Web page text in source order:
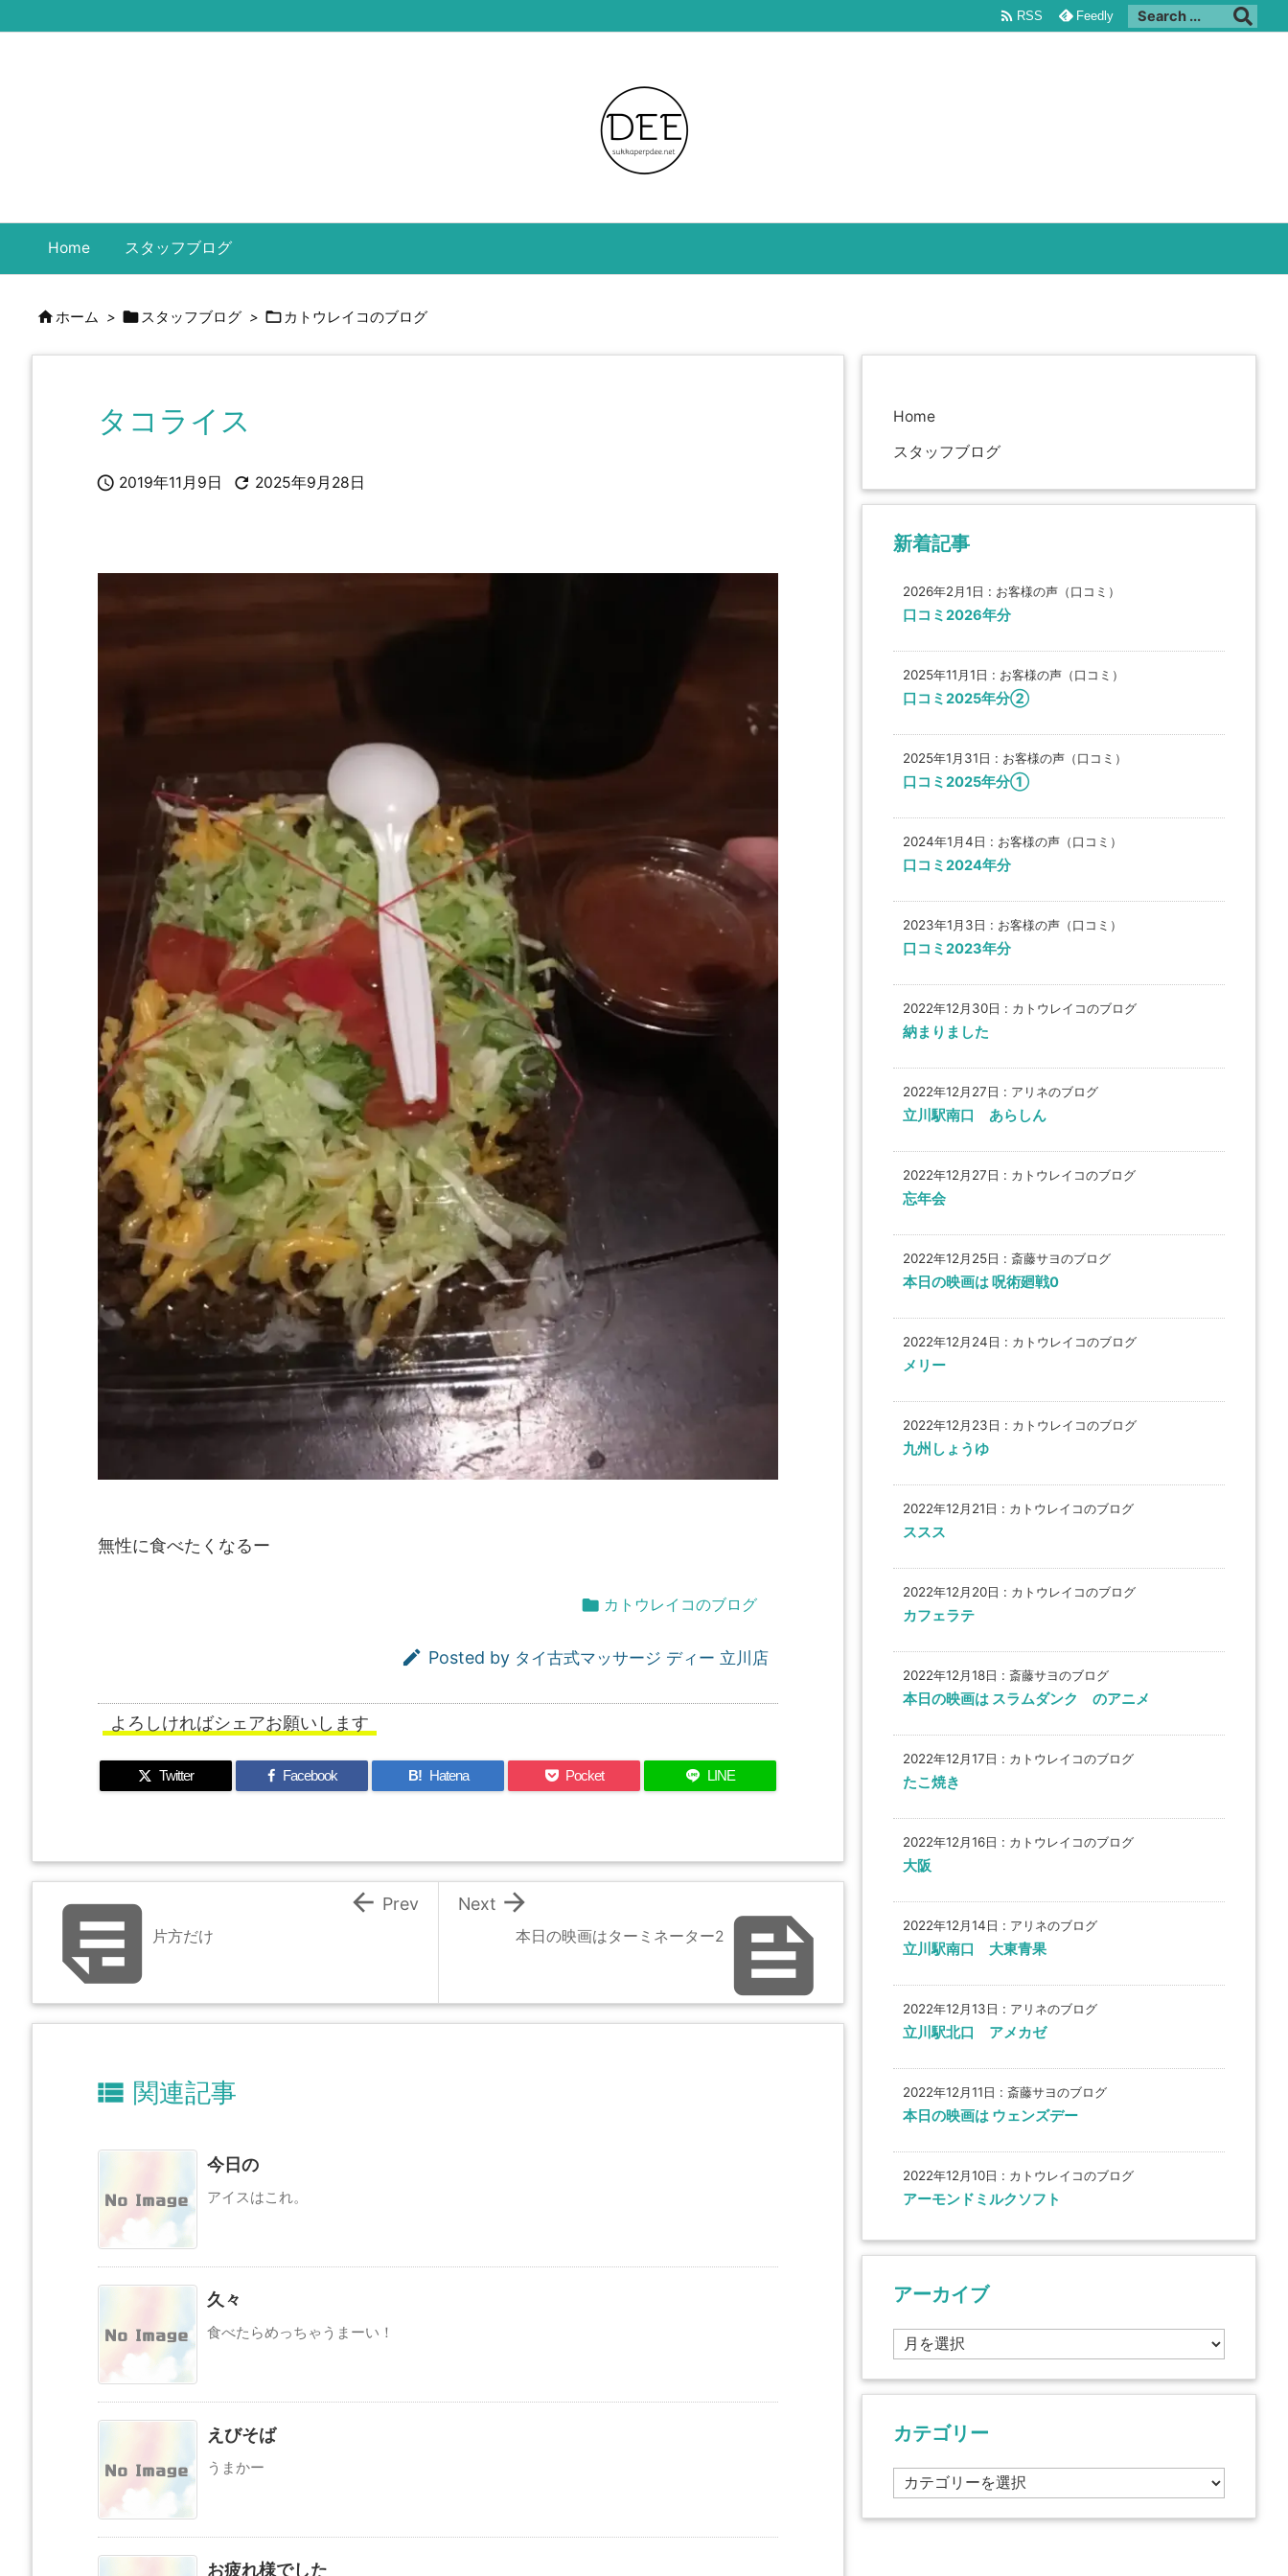
Home スタッフブログ
 RSS Feedly
ホーム > スタッフブログ >  カトウレイコのブログ
タコライス
 2019年11月9日  2025年9月28日
無性に食べたくなるー
 カトウレイコのブログ
 Posted by タイ古式マッサージ ディー 立川店
よろしければシェアお願いします
Twitter Facebook B! Hatena Pocket LINE

本日の映画はターミネーター2

Next
片方だけ
 Prev
 関連記事
今日の
アイスはこれ。
久々
食べたらめっちゃうまーい！
えびそば
うまかー
お疲れ様でした
Home
スタッフブログ
新着記事
2026年2月1日 : お客様の声（口コミ）
口コミ2026年分
2025年11月1日 : お客様の声（口コミ）
口コミ2025年分②
2025年1月31日 : お客様の声（口コミ）
口コミ2025年分①
2024年1月4日 : お客様の声（口コミ）
口コミ2024年分
2023年1月3日 : お客様の声（口コミ）
口コミ2023年分
2022年12月30日 : カトウレイコのブログ
納まりました
2022年12月27日 : アリネのブログ
立川駅南口 あらしん
2022年12月27日 : カトウレイコのブログ
忘年会
2022年12月25日 : 斎藤サヨのブログ
本日の映画は 呪術廻戦0
2022年12月24日 : カトウレイコのブログ
メリー
2022年12月23日 : カトウレイコのブログ
九州しょうゆ
2022年12月21日 : カトウレイコのブログ
ススス
2022年12月20日 : カトウレイコのブログ
カフェラテ
2022年12月18日 : 斎藤サヨのブログ
本日の映画は スラムダンク のアニメ
2022年12月17日 : カトウレイコのブログ
たこ焼き
2022年12月16日 : カトウレイコのブログ
大阪
2022年12月14日 : アリネのブログ
立川駅南口 大東青果
2022年12月13日 : アリネのブログ
立川駅北口 アメカゼ
2022年12月11日 : 斎藤サヨのブログ
本日の映画は ウェンズデー
2022年12月10日 : カトウレイコのブログ
アーモンドミルクソフト
アーカイブ
ア
ー
カ
イ
カテゴリー
カ
テ
ゴ